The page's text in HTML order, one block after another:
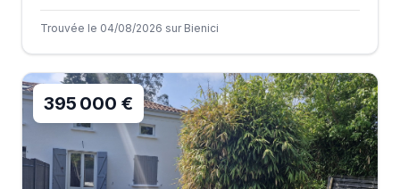
Trouvée le 04/08/2026 sur Bienici
395 000 €